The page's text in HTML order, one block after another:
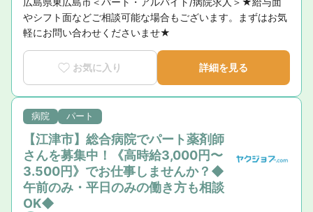
やシフト面などご相談可能な場合もございます。まずはお気
軽にお問い合わせくださいませ★
お気に入り 詳細を見る
病院 パート
【江津市】総合病院でパート薬剤師
さんを募集中！《高時給3,000円〜
3.500円》でお仕事しませんか？◆
午前のみ・平日のみの働き方も相談
OK◆